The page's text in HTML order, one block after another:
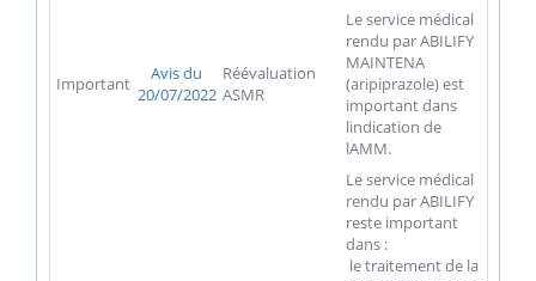
Important
Avis du
20/07/2022
Réévaluation
ASMR
Le service médical
rendu par ABILIFY
MAINTENA
(aripiprazole) est
important dans
lindication de
lAMM.
Le service médical
rendu par ABILIFY
reste important
dans :
 le traitement de la